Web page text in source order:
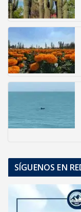
SÍGUENOS EN